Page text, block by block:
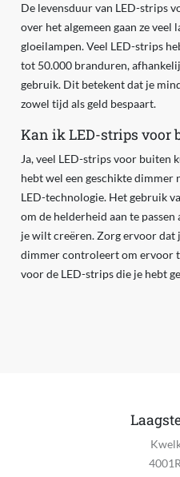
De levensduur van LED-strips
over het algemeen gaan ze
gloeilampen. Veel LED-strips
tot 50.000 branduren,
gebruik. Dit betekent dat je
zowel tijd als geld bespaart.
Kan ik LED-strips voor
Ja, veel LED-strips voor buiten
hebt wel een geschikte dimmer
LED-technologie. Het gebruik
om de helderheid aan te
je wilt creëren. Zorg ervoor dat
dimmer controleert om ervoor
voor de LED-strips die je hebt